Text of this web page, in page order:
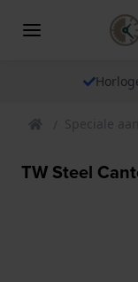
Speciale
TW Steel